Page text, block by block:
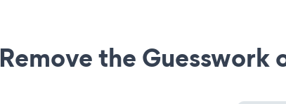
Remove the Guesswork